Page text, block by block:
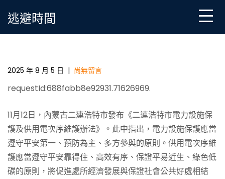
逃避時間
內蒙古二連浩特市發布《電力設施保護及供用電OSDER
2025 年 8 月 5 日 | 尚無留言
requestId:688fabb8e92931.71626969.
11月12日，內蒙古二連浩特市發布《二連浩特市電力設施保
護及供用電次序維護辦法》。此中指出，電力設施保護應當
遵守平安第一、預防為主、多方參與的原則。供用電次序維
護應當遵守平安靠得住、高效有序、保證平易近生、綠色低
碳的原則，將促進處所經濟發展與保證社會公共好處相結